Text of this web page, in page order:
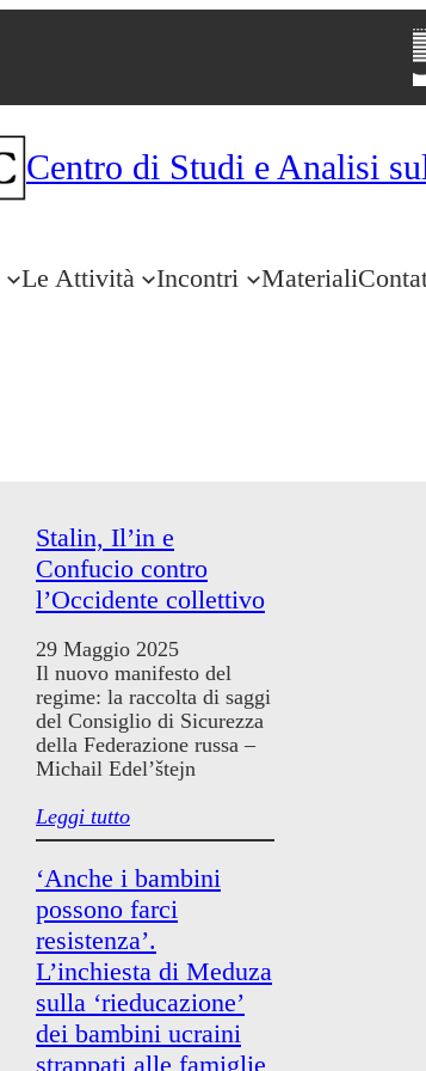
Centro di Studi e Analisi
Le Attività Incontri Materiali
Stalin, Il’in e
Confucio contro
l’Occidente collettivo
29 Maggio 2025
Il nuovo manifesto del
regime: la raccolta di saggi
del Consiglio di Sicurezza
della Federazione russa –
Michail Edel’štejn
Leggi tutto
‘Anche i bambini
possono farci
resistenza’.
L’inchiesta di Meduza
sulla ‘rieducazione’
dei bambini ucraini
strappati alle famiglie